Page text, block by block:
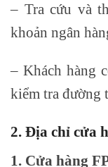
– Tra cứu và
khoản ngân
– Khách hàng
kiểm tra đường
2. Địa chỉ cửa
1. Cửa hàng